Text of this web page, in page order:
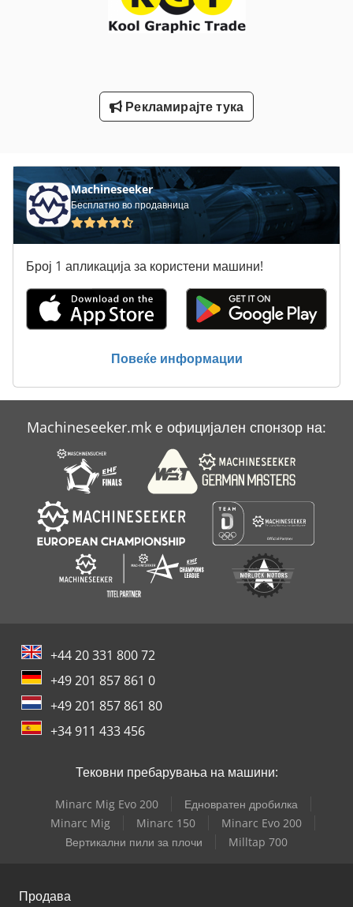
Водич И Совети До Точење Од 500 Мм Вретено
Машина За Висина Од 200 Мм
Мотор Под Висок Притисок
Тк Градите
Рекламирајте тука
Machineseeker
Бесплатно во продавница
Број 1 апликација за користени машини!
Повеќе информации
Machineseeker.mk е официјален спонзор на:
+44 20 331 800 72
+49 201 857 861 0
+49 201 857 861 80
+34 911 433 456
Тековни пребарувања на машини:
Minarc Mig Evo 200
Едновратен дробилка
Minarc Mig
Minarc 150
Minarc Evo 200
Вертикални пили за плочи
Milltap 700
Продава